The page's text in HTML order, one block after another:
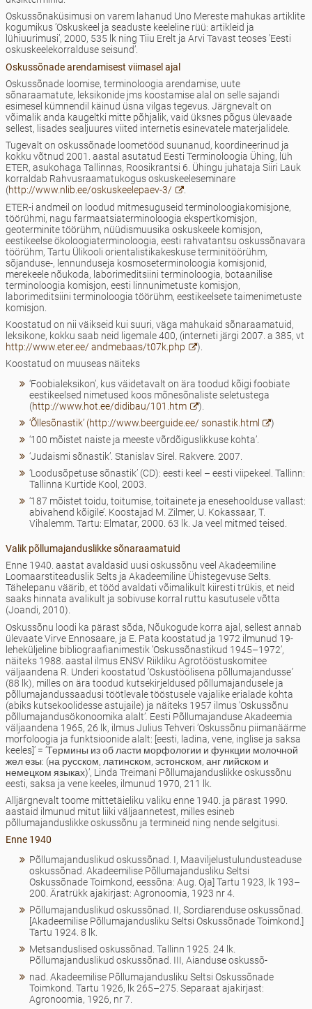
Oskussõnaküsimusi on varem lahanud Uno Mereste mahukas artiklite
kogumikus ’Oskuskeel ja seaduste keeleline rüü: artikleid ja
lühiuurimusi’, 2000, 535 lk ning Tiiu Erelt ja Arvi Tavast teoses ’Eesti
oskuskeelekorralduse seisund’.
Oskussõnade arendamisest viimasel ajal
Oskussõnade loomise, terminoloogia arendamise, uute
sõnaraamatute, leksikonide jms koostamise alal on selle sajandi
esimesel kümnendil käinud üsna vilgas tegevus. Järgnevalt on
võimalik anda kaugeltki mitte põhjalik, vaid üksnes põgus ülevaade
sellest, lisades sealjuures viited internetis esinevatele materjalidele.
Tugevalt on oskussõnade loometööd suunanud, koordineerinud ja
kokku võtnud 2001. aastal asutatud Eesti Terminoloogia Ühing, lüh
ETER, asukohaga Tallinnas, Roosikrantsi 6. Ühingu juhataja Siiri Lauk
korraldab Rahvusraamatukogus oskuskeeleseminare
(http://www.nlib.ee/oskuskeelepaev-3/
.
ETER-i andmeil on loodud mitmesuguseid terminoloogiakomisjone,
töörühmi, nagu farmaatsiaterminoloogia ekspertkomisjon,
geoterminite töörühm, nüüdismuusika oskuskeele komisjon,
eestikeelse ökoloogiaterminoloogia, eesti rahvatantsu oskussõnavara
töörühm, Tartu Ülikooli orientalistikakeskuse terminitöörühm,
sõjanduse-, lennunduseja kosmoseterminoloogia komisjonid,
merekeele nõukoda, laborimeditsiini terminoloogia, botaanilise
terminoloogia komisjon, eesti linnunimetuste komisjon,
laborimeditsiini terminoloogia töörühm, eestikeelsete taimenimetuste
komisjon.
Koostatud on nii väikseid kui suuri, väga mahukaid sõnaraamatuid,
leksikone, kokku saab neid ligemale 400, (interneti järgi 2007. a 385, vt
http://www.eter.ee/ andmebaas/t07k.php
).
Koostatud on muuseas näiteks
‘Foobialeksikon’, kus väidetavalt on ära toodud kõigi foobiate
eestikeelsed nimetused koos mõnesõnaliste seletustega
(http://www.hot.ee/didibau/101.htm
).
‘Õllesõnastik’ (http://www.beerguide.ee/ sonastik.html
)
‘100 mõistet naiste ja meeste võrdõiguslikkuse kohta’.
‘Judaismi sõnastik’. Stanislav Sirel. Rakvere. 2007.
‘Loodusõpetuse sõnastik’ (CD): eesti keel – eesti viipekeel. Tallinn:
Tallinna Kurtide Kool, 2003.
‘187 mõistet toidu, toitumise, toitainete ja enesehoolduse vallast:
abivahend kõigile’. Koostajad M. Zilmer, U. Kokassaar, T.
Vihalemm. Tartu: Elmatar, 2000. 63 lk. Ja veel mitmed teised.
Valik põllumajanduslikke sõnaraamatuid
Enne 1940. aastat avaldasid uusi oskussõnu veel Akadeemiline
Loomaarstiteaduslik Selts ja Akadeemiline Ühistegevuse Selts.
Tähelepanu väärib, et tööd avaldati võimalikult kiiresti trükis, et neid
saaks hinnata avalikult ja sobivuse korral ruttu kasutusele võtta
(Joandi, 2010).
Oskussõnu loodi ka pärast sõda, Nõukogude korra ajal, sellest annab
ülevaate Virve Ennosaare, ja E. Pata koostatud ja 1972 ilmunud 19-
leheküljeline bibliograafianimestik ’Oskussõnastikud 1945–1972’,
näiteks 1988. aastal ilmus ENSV Riikliku Agrotööstuskomitee
väljaandena R. Underi koostatud ’Oskustöölisena põllumajandusse’
(88 lk), milles on ära toodud kutsekirjeldused põllumajandusele ja
põllumajandussaadusi töötlevale tööstusele vajalike erialade kohta
(abiks kutsekoolidesse astujaile) ja näiteks 1957 ilmus ’Oskussõnu
põllumajandusökonoomika alalt’ Eesti Põllumajanduse Akadeemia
väljaandena 1965, 26 lk, ilmus Julius Tehveri ’Oskussõnu piimanäärme
morfoloogia ja funktsioonide alalt: [eesti, ladina, vene, inglise ja saksa
keeles]’ = ’Термины из об ласти морфологии и функции молочной
жел езы: (на русском, латинском, эстонском, анг лийском и
немецком языках)’, Linda Treimani Põllumajanduslikke oskussõnu
eesti, saksa ja vene keeles, ilmunud 1970, 211 lk.
Alljärgnevalt toome mittetäieliku valiku enne 1940. ja pärast 1990.
aastaid ilmunud mitut liiki väljaannetest, milles esineb
põllumajanduslikke oskussõnu ja termineid ning nende selgitusi.
Enne 1940
Põllumajanduslikud oskussõnad. I, Maaviljelustulundusteaduse
oskussõnad. Akadeemilise Põllumajandusliku Seltsi
Oskussõnade Toimkond, eessõna: Aug. Oja] Tartu 1923, lk 193–
200. Äratrükk ajakirjast: Agronoomia, 1923 nr 4.
Põllumajanduslikud oskussõnad. II, Sordiarenduse oskussõnad.
[Akadeemilise Põllumajandusliku Seltsi Oskussõnade Toimkond.]
Tartu 1924. 8 lk.
Metsanduslised oskussõnad. Tallinn 1925. 24 lk.
Põllumajanduslikud oskussõnad. III, Aianduse oskussõ-
nad. Akadeemilise Põllumajandusliku Seltsi Oskussõnade
Toimkond. Tartu 1926, lk 265–275. Separaat ajakirjast:
Agronoomia, 1926, nr 7.